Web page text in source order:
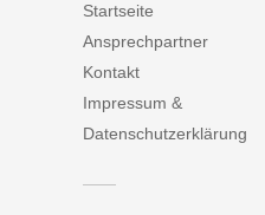
Startseite
Ansprechpartner
Kontakt
Impressum &
Datenschutzerklärung